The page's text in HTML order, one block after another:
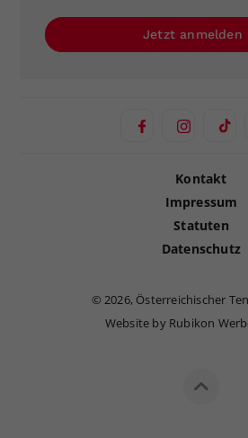
Jetzt anmelden
Kontakt
Impressum
Statuten
Datenschutz
©2026, Österreichischer
Website by Rubikon